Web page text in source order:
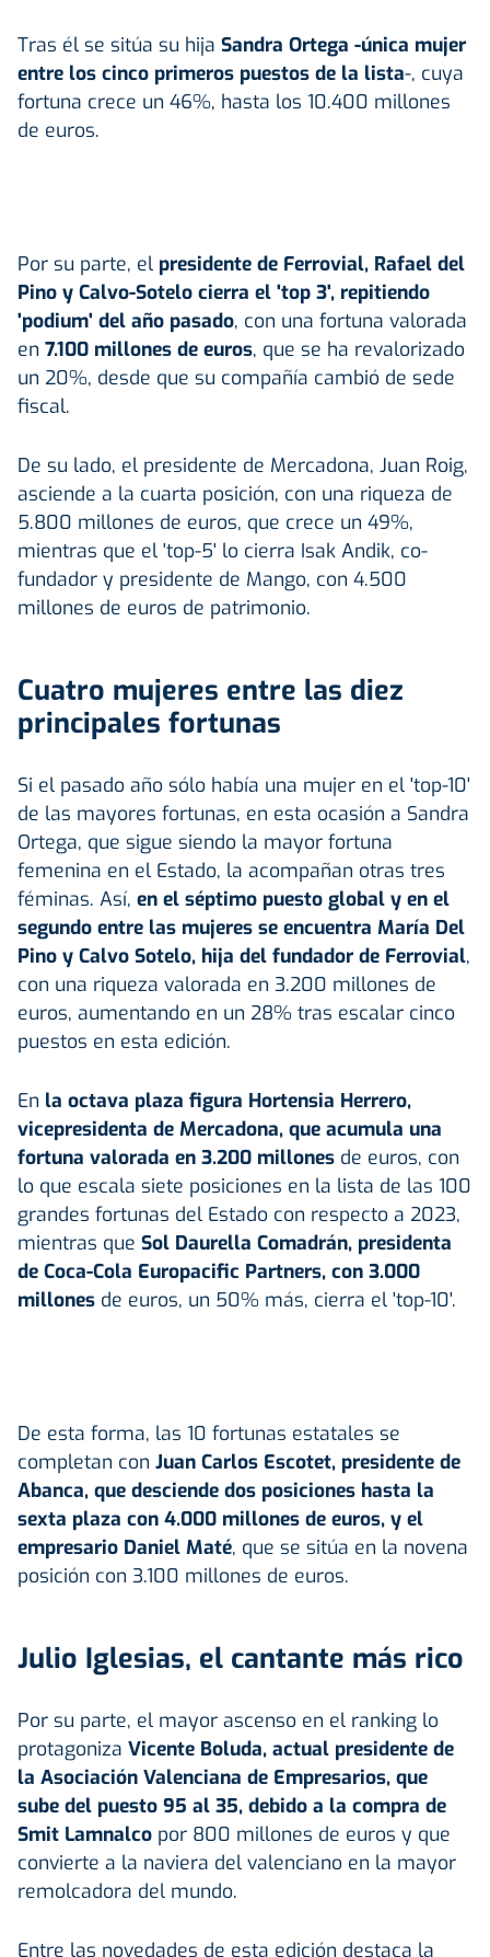
Tras él se sitúa su hija Sandra Ortega -única mujer
entre los cinco primeros puestos de la lista-, cuya
fortuna crece un 46%, hasta los 10.400 millones
de euros.
Por su parte, el presidente de Ferrovial, Rafael del
Pino y Calvo-Sotelo cierra el 'top 3', repitiendo
'podium' del año pasado, con una fortuna valorada
en 7.100 millones de euros, que se ha revalorizado
un 20%, desde que su compañía cambió de sede
fiscal.
De su lado, el presidente de Mercadona, Juan Roig,
asciende a la cuarta posición, con una riqueza de
5.800 millones de euros, que crece un 49%,
mientras que el 'top-5' lo cierra Isak Andik, co-
fundador y presidente de Mango, con 4.500
millones de euros de patrimonio.
Cuatro mujeres entre las diez
principales fortunas
Si el pasado año sólo había una mujer en el 'top-10'
de las mayores fortunas, en esta ocasión a Sandra
Ortega, que sigue siendo la mayor fortuna
femenina en el Estado, la acompañan otras tres
féminas. Así, en el séptimo puesto global y en el
segundo entre las mujeres se encuentra María Del
Pino y Calvo Sotelo, hija del fundador de Ferrovial,
con una riqueza valorada en 3.200 millones de
euros, aumentando en un 28% tras escalar cinco
puestos en esta edición.
En la octava plaza figura Hortensia Herrero,
vicepresidenta de Mercadona, que acumula una
fortuna valorada en 3.200 millones de euros, con
lo que escala siete posiciones en la lista de las 100
grandes fortunas del Estado con respecto a 2023,
mientras que Sol Daurella Comadrán, presidenta
de Coca-Cola Europacific Partners, con 3.000
millones de euros, un 50% más, cierra el 'top-10'.
De esta forma, las 10 fortunas estatales se
completan con Juan Carlos Escotet, presidente de
Abanca, que desciende dos posiciones hasta la
sexta plaza con 4.000 millones de euros, y el
empresario Daniel Maté, que se sitúa en la novena
posición con 3.100 millones de euros.
Julio Iglesias, el cantante más rico
Por su parte, el mayor ascenso en el ranking lo
protagoniza Vicente Boluda, actual presidente de
la Asociación Valenciana de Empresarios, que
sube del puesto 95 al 35, debido a la compra de
Smit Lamnalco por 800 millones de euros y que
convierte a la naviera del valenciano en la mayor
remolcadora del mundo.
Entre las novedades de esta edición destaca la